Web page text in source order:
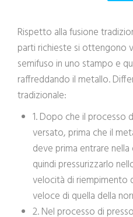
Rispetto alla fusione
parti richieste si ottengono
semifuso in uno stampo e
raffreddando il metallo.
tradizionale:
1. Dopo che il processo
versato, prima che il
deve prima entrare
quindi pressurizzarlo
velocità di riempimento
veloce di quella della
2. Nel processo di